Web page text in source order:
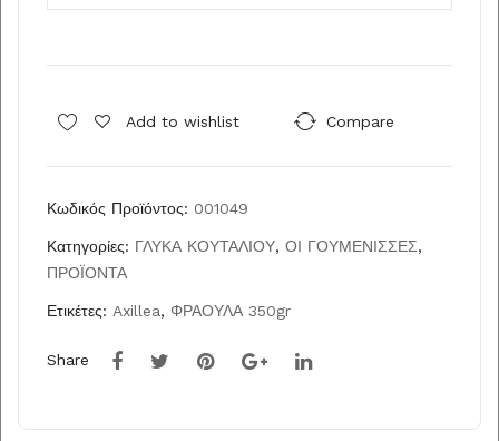
Add to wishlist Compare
Κωδικός Προϊόντος: 001049
Κατηγορίες: ΓΛΥΚΑ ΚΟΥΤΑΛΙΟΥ, ΟΙ ΓΟΥΜΕΝΙΣΣΕΣ,
ΠΡΟΪΟΝΤΑ
Ετικέτες: Axillea, ΦΡΑΟΥΛΑ 350gr
Share